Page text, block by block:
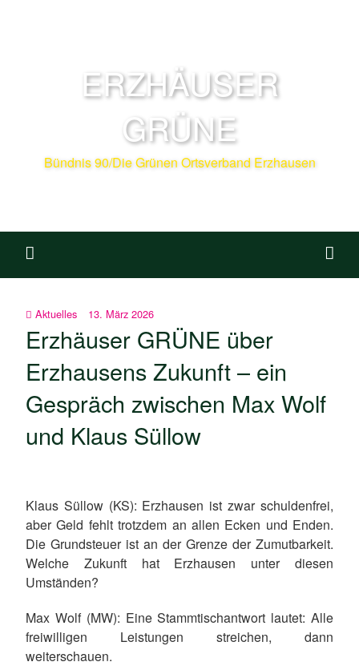
ERZHÄUSER
GRÜNE
Bündnis 90/Die Grünen Ortsverband Erzhausen
Aktuelles 13. März 2026
Erzhäuser GRÜNE über
Erzhausens Zukunft – ein
Gespräch zwischen Max Wolf
und Klaus Süllow
Klaus Süllow (KS): Erzhausen ist zwar schuldenfrei,
aber Geld fehlt trotzdem an allen Ecken und Enden.
Die Grundsteuer ist an der Grenze der Zumutbarkeit.
Welche Zukunft hat Erzhausen unter diesen
Umständen?
Max Wolf (MW): Eine Stammtischantwort lautet: Alle
freiwilligen Leistungen streichen, dann
weiterschauen.